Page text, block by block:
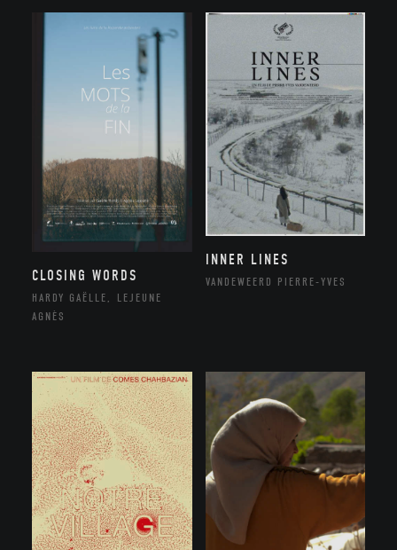
CLOSING WORDS
HARDY GAËLLE, LEJEUNE
AGNÈS
INNER LINES
VANDEWEERD PIERRE-YVES